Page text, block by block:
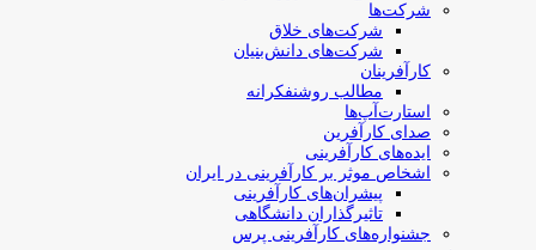
شرکت‌ها
شرکت‌های خلاق
شرکت‌های دانش‌بنیان
کارآفرینان
مطالب روشنفکرانه
استارت‌آپ‌ها
صدای کارآفرین
ایده‌های کارآفرینی
اشخاص موثر بر کارآفرینی در ایران
پیشران‌های کارآفرینی
تاثیرگذاران دانشگاهی
جشنواره‌های کارآفرینی‌ پرس